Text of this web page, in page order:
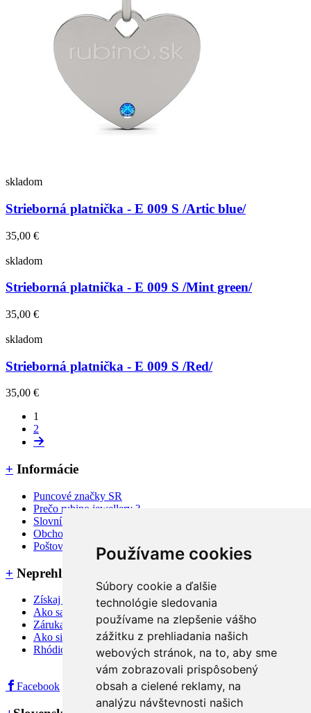
Používame cookies
Súbory cookie a ďalšie
technológie sledovania
používame na zlepšenie vášho
zážitku z prehliadania našich
webových stránok, na to, aby sme
vám zobrazovali prispôsobený
obsah a cielené reklamy, na
analýzu návštevnosti našich
skladom
Strieborná platnička - E 009 S /Artic blue/
35,00 €
skladom
Strieborná platnička - E 009 S /Mint green/
35,00 €
skladom
Strieborná platnička - E 009 S /Red/
35,00 €
1
2
+ Informácie
Puncové značky SR
Prečo rubino jewellery ?
Slovník pojmov a FAQ
Obchodné podmienky
Poštovné, dodanie a platba
+ Neprehliadnite
Získaj 3% zľavu na nákup
Ako sa starať o šperky
Záruka a reklamačné podmienky
Ako si zmerať veľkosť prsteňa
Rhódiovaný šperk
Facebook Instagram